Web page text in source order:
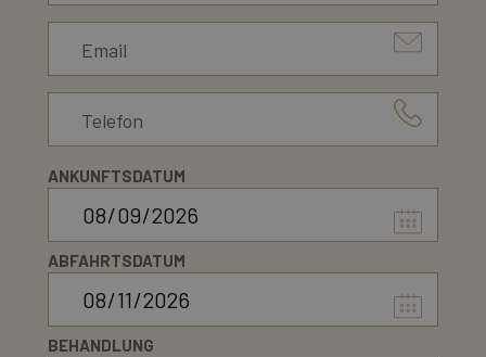
ANKUNFTSDATUM
ABFAHRTSDATUM
BEHANDLUNG
Wo wir sind
Kostenvoranschlag anfordern